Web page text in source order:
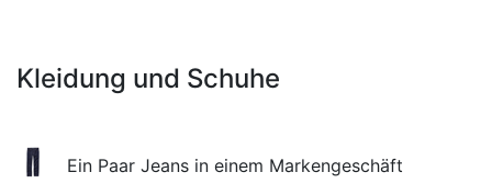
Kleidung und Schuhe
Ein Paar Jeans in einem Markengeschäft